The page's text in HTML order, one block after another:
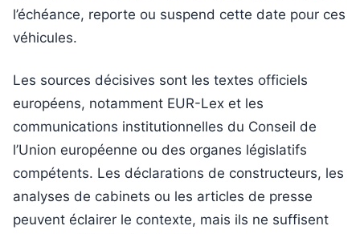
l’échéance, reporte ou suspend cette date pour ces
véhicules.
Les sources décisives sont les textes officiels
européens, notamment EUR-Lex et les
communications institutionnelles du Conseil de
l’Union européenne ou des organes législatifs
compétents. Les déclarations de constructeurs, les
analyses de cabinets ou les articles de presse
peuvent éclairer le contexte, mais ils ne suffisent